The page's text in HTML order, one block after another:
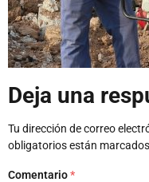
Deja una
Tu dirección de correo
obligatorios están
Comentario*